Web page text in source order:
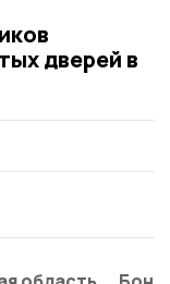
дверей в